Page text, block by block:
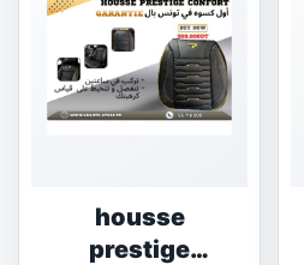
housse
prestige